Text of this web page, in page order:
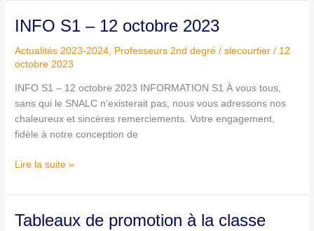
INFO S1 – 12 octobre 2023
Actualités 2023-2024, Professeurs 2nd degré /slecourtier/ 12
octobre 2023
INFO S1 – 12 octobre 2023 INFORMATION S1 À vous tous,
sans qui le SNALC n’existerait pas, nous vous adressons nos
chaleureux et sincères remerciements. Votre engagement,
fidèle à notre conception de
INFO
–
12
octobre
Lire la suite »
Tableaux de promotion à la classe
Tableaux